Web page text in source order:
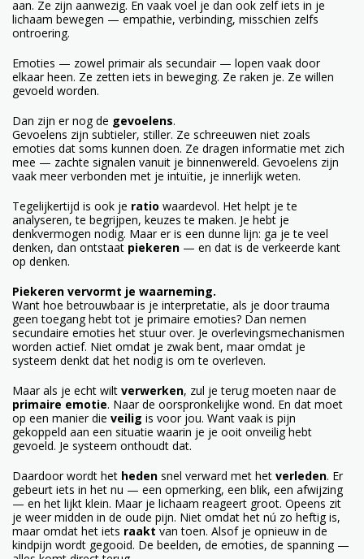
aan. Ze zijn aanwezig. En vaak voel je dan ook zelf iets in je
lichaam bewegen — empathie, verbinding, misschien zelfs
ontroering.
Emoties — zowel primair als secundair — lopen vaak door
elkaar heen. Ze zetten iets in beweging. Ze raken je. Ze willen
gevoeld worden.
Dan zijn er nog de gevoelens.
Gevoelens zijn subtieler, stiller. Ze schreeuwen niet zoals
emoties dat soms kunnen doen. Ze dragen informatie met zich
mee — zachte signalen vanuit je binnenwereld. Gevoelens zijn
vaak meer verbonden met je intuïtie, je innerlijk weten.
Tegelijkertijd is ook je ratio waardevol. Het helpt je te
analyseren, te begrijpen, keuzes te maken. Je hebt je
denkvermogen nodig. Maar er is een dunne lijn: ga je te veel
denken, dan ontstaat piekeren — en dat is de verkeerde kant
op denken.
Piekeren vervormt je waarneming.
Want hoe betrouwbaar is je interpretatie, als je door trauma
geen toegang hebt tot je primaire emoties? Dan nemen
secundaire emoties het stuur over. Je overlevingsmechanismen
worden actief. Niet omdat je zwak bent, maar omdat je
systeem denkt dat het nodig is om te overleven.
Maar als je echt wilt verwerken, zul je terug moeten naar de
primaire emotie. Naar de oorspronkelijke wond. En dat moet
op een manier die veilig is voor jou. Want vaak is pijn
gekoppeld aan een situatie waarin je je ooit onveilig hebt
gevoeld. Je systeem onthoudt dat.
Daardoor wordt het heden snel verward met het verleden. Er
gebeurt iets in het nu — een opmerking, een blik, een afwijzing
— en het lijkt klein. Maar je lichaam reageert groot. Opeens zit
je weer midden in de oude pijn. Niet omdat het nú zo heftig is,
maar omdat het iets raakt van toen. Alsof je opnieuw in de
kindpijn wordt gegooid. De beelden, de emoties, de spanning —